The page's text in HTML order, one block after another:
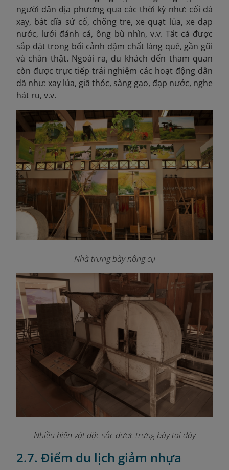
người dân địa phương qua các thời kỳ như: cối đá
xay, bát đĩa sứ cổ, chõng tre, xe quạt lúa, xe đạp
nước, lưới đánh cá, ông bù nhìn, v.v. Tất cả được
sắp đặt trong bối cảnh đậm chất làng quê, gần gũi
và chân thật. Ngoài ra, du khách đến tham quan
còn được trực tiếp trải nghiệm các hoạt động dân
dã như: xay lúa, giã thóc, sàng gạo, đạp nước, nghe
hát ru, v.v.
Nhà trưng bày nông cụ
Nhiều hiện vật đặc sắc được trưng bày tại đây
2.7. Điểm du lịch giảm nhựa